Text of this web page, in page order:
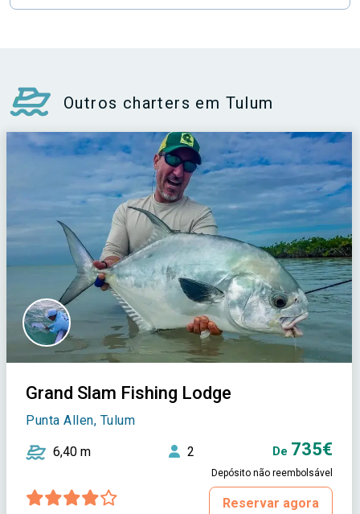
Outros charters em Tulum
Grand Slam Fishing Lodge
Punta Allen, Tulum
6,40 m 2 De 735€
Depósito não reembolsável
Reservar agora